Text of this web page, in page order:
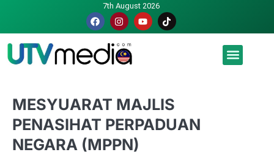
7th August 2026
MESYUARAT MAJLIS
PENASIHAT PERPADUAN
NEGARA (MPPN)